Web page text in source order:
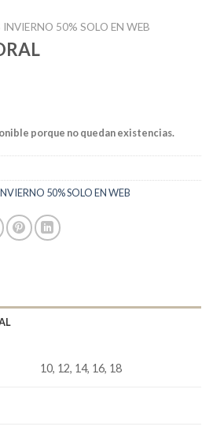
50% SOLO EN WEB
porque no quedan existencias.
50% SOLO EN WEB
10, 12, 14, 16, 18